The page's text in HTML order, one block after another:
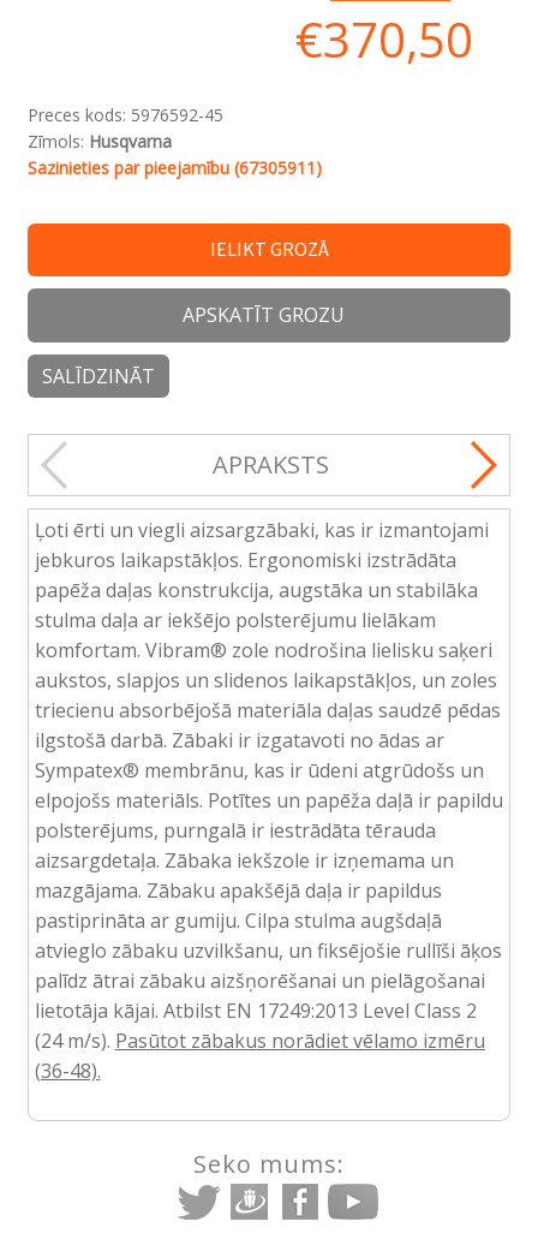
€370,50
Preces kods: 5976592-45
Zīmols: Husqvarna
Sazinieties par pieejamību (67305911)
IELIKT GROZĀ
APSKATĪT GROZU
SALĪDZINĀT
APRAKSTS
Ļoti ērti un viegli aizsargzābaki, kas ir izmantojami
jebkuros laikapstākļos. Ergonomiski izstrādāta
papēža daļas konstrukcija, augstāka un stabilāka
stulma daļa ar iekšējo polsterējumu lielākam
komfortam. Vibram® zole nodrošina lielisku saķeri
aukstos, slapjos un slidenos laikapstākļos, un zoles
triecienu absorbējošā materiāla daļas saudzē pēdas
ilgstošā darbā. Zābaki ir izgatavoti no ādas ar
Sympatex® membrānu, kas ir ūdeni atgrūdošs un
elpojošs materiāls. Potītes un papēža daļā ir papildu
polsterējums, purngalā ir iestrādāta tērauda
aizsargdetaļa. Zābaka iekšzole ir izņemama un
mazgājama. Zābaku apakšējā daļa ir papildus
pastiprināta ar gumiju. Cilpa stulma augšdaļā
atvieglo zābaku uzvilkšanu, un fiksējošie rullīši āķos
palīdz ātrai zābaku aizšņorēšanai un pielāgošanai
lietotāja kājai. Atbilst EN 17249:2013 Level Class 2
(24 m/s). Pasūtot zābakus norādiet vēlamo izmēru
(36-48).
Seko mums: